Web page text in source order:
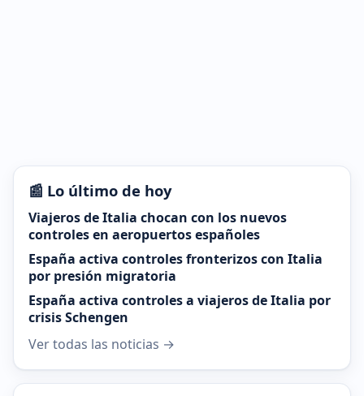
📰 Lo último de hoy
Viajeros de Italia chocan con los nuevos
controles en aeropuertos españoles
España activa controles fronterizos con Italia
por presión migratoria
España activa controles a viajeros de Italia por
crisis Schengen
Ver todas las noticias →